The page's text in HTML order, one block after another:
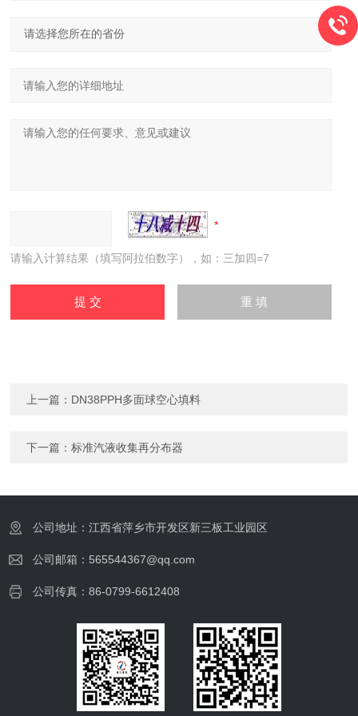
请输入计算结果（填写阿拉伯数字），如：三加四=7
上一篇： DN38PPH多面球空心填料
下一篇：标准汽液收集再分布器
公司地址：江西省萍乡市开发区新三板工业园区
公司邮箱：565544367@qq.com
公司传真：86-0799-6612408